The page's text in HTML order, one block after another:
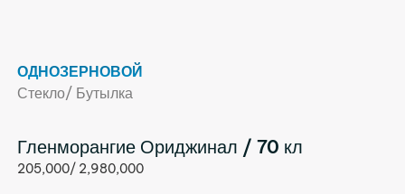
ОДНОЗЕРНОВОЙ
Стекло/ Бутылка
Гленморангие Ориджинал / 70 кл
205,000/ 2,980,000